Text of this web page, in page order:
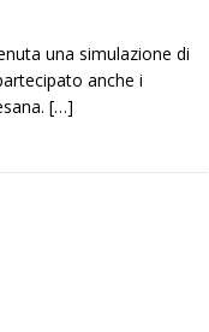
una simulazione di
anche i
[…]